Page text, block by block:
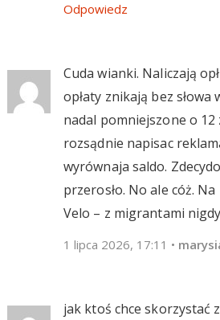
Odpowiedz
Cuda wianki. Naliczają
opłaty znikają bez słowa
nadal pomniejszone o 12
rozsądnie napisac
wyrównaja saldo.
przerosło. No ale cóż.
Velo – z migrantami nigdy
1 lipca 2026, 17:11 •
jak ktoś chce skorzystać